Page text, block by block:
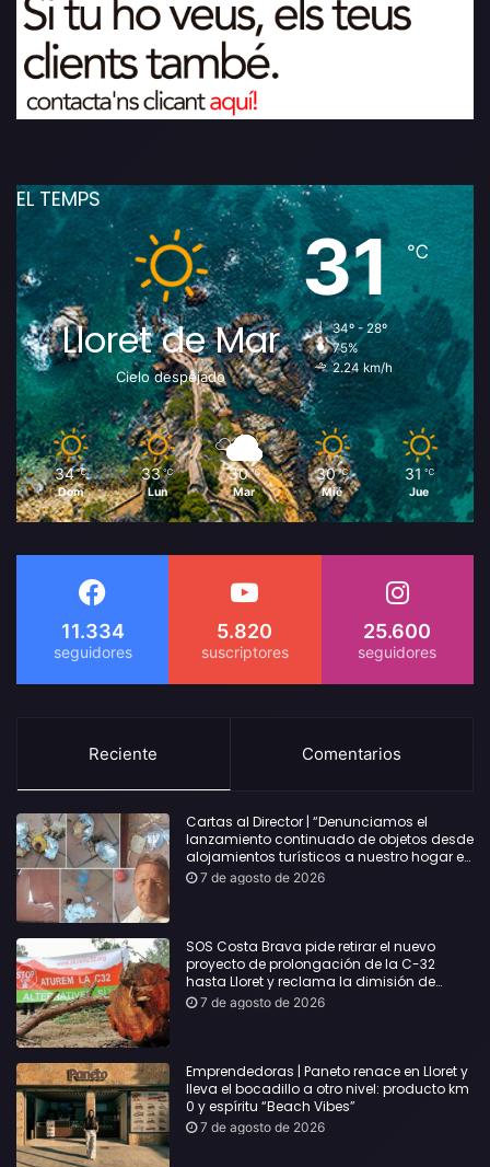
EL TEMPS
Lloret de Mar
Cielo despejado
31℃
34º - 28º
75%
2.24 km/h
34 ℃
Dom
33 ℃
Lun
30 ℃
Mar
30 ℃
Mié
31 ℃
Jue
11.334 5.820 25.600
Reciente Comentarios
Cartas al Director | “Denunciamos el
lanzamiento continuado de objetos desde
alojamientos turísticos a nuestro hogar en
Lloret: Podría haber causado una
7 de agosto de 2026
SOS Costa Brava pide retirar el nuevo
proyecto de prolongación de la C-32
hasta Lloret y reclama la dimisión de
Sílvia Paneque
7 de agosto de 2026
Emprendedoras | Paneto renace en Lloret y
lleva el bocadillo a otro nivel: producto km
0 y espíritu “Beach Vibes”
7 de agosto de 2026